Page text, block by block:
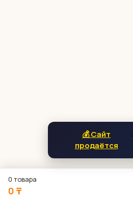
💰 Сайт
продаётся
0 товара
0 ₸